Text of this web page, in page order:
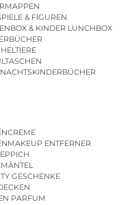
& FIGUREN
& KINDER LUNCHBOX
ENTFERNER
GESCHENKE
PARFUM